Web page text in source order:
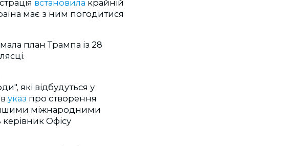
встановила крайній
має з ним погодитися
план Трампа із 28
які відбудуться у
указ про створення
іншими міжнародними
Офісу